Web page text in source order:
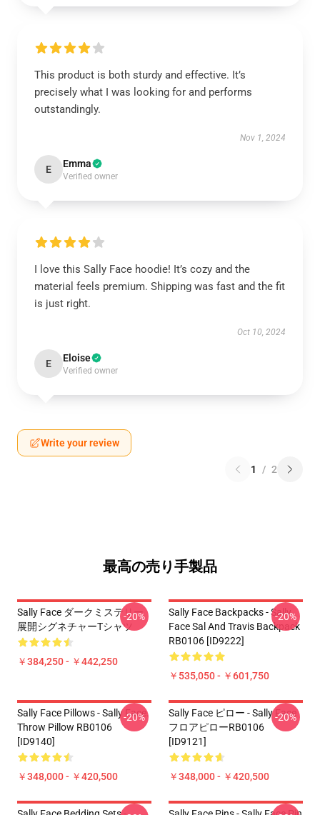
This product is both sturdy and effective. It’s
precisely what I was looking for and performs
outstandingly.
Nov 1, 2024
E Emma
Verified owner
I love this Sally Face hoodie! It’s cozy and the
material feels premium. Shipping was fast and the fit
is just right.
Oct 10, 2024
E Eloise
Verified owner
Write your review
1 / 2
最高の売り手製品
Sally Face ダークミステリー
展開シグネチャーTシャツ
￥384,250 - ￥442,250
-20%
Sally Face Backpacks - Sally
Face Sal And Travis Backpack
RB0106 [ID9222]
￥535,050 - ￥601,750
-20%
Sally Face Pillows - Sally Face.
Throw Pillow RB0106
[ID9140]
￥348,000 - ￥420,500
-20%
Sally Face ピロー - Sally Face
フロアピローRB0106
[ID9121]
￥348,000 - ￥420,500
-20%